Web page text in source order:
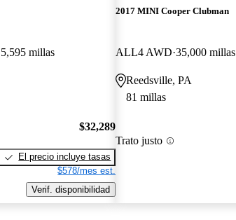
5,595 millas
$32,289
El precio incluye tasas
$578/mes est.
Verif. disponibilidad
2017 MINI Cooper Clubman
ALL4 AWD 35,000 millas
Reedsville, PA
81 millas
Trato justo